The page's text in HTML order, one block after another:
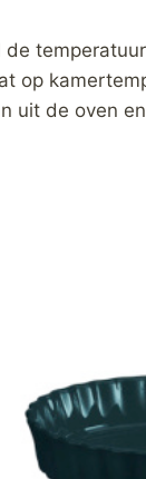
op
uit de oven